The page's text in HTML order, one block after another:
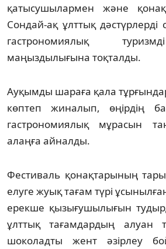
қатысушылармен және
Сондай-ақ ұлттық дәстүрлерді
гастрономиялық
маңыздылығына тоқталды.
Ауқымды шараға қала
көптеп жиналып, өңірдің
гастрономиялық мұрасын
алаңға айналды.
Фестиваль қонақтарының
елуге жуық тағам түрі
ерекше қызығушылығын
ұлттық тағамдардың алуан
шоколадты жент әзірлеу